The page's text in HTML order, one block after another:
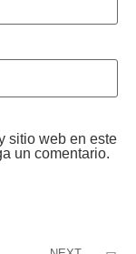
sitio web en este
un comentario.